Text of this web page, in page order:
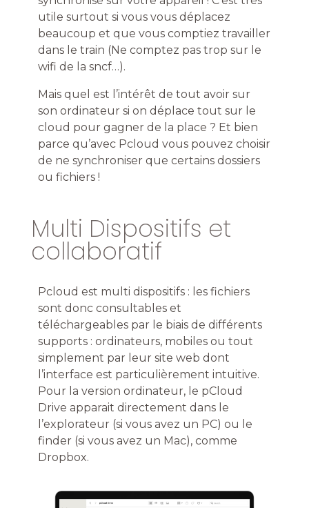
utile surtout si vous vous déplacez
beaucoup et que vous comptiez travailler
dans le train (Ne comptez pas trop sur le
wifi de la sncf…).
Mais quel est l’intérêt de tout avoir sur
son ordinateur si on déplace tout sur le
cloud pour gagner de la place ? Et bien
parce qu’avec Pcloud vous pouvez choisir
de ne synchroniser que certains dossiers
ou fichiers !
Multi Dispositifs et
collaboratif
Pcloud est multi dispositifs : les fichiers
sont donc consultables et
téléchargeables par le biais de différents
supports : ordinateurs, mobiles ou tout
simplement par leur site web dont
l’interface est particulièrement intuitive.
Pour la version ordinateur, le pCloud
Drive apparait directement dans le
l’explorateur (si vous avez un PC) ou le
finder (si vous avez un Mac), comme
Dropbox.